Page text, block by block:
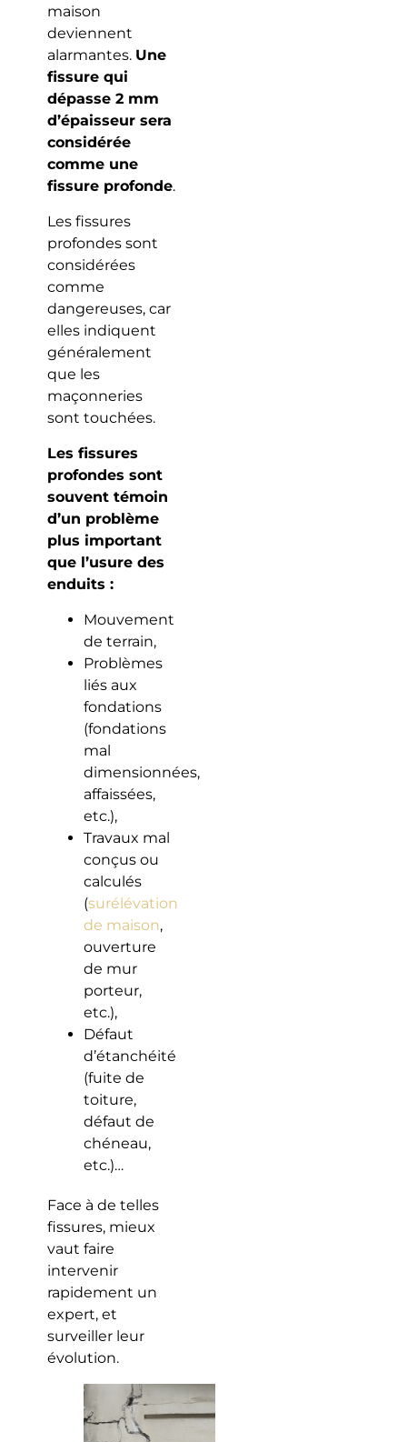
maison
deviennent
alarmantes. Une
fissure qui
dépasse 2 mm
d’épaisseur sera
considérée
comme une
fissure profonde.
Les fissures
profondes sont
considérées
comme
dangereuses, car
elles indiquent
généralement
que les
maçonneries
sont touchées.
Les fissures
profondes sont
souvent témoin
d’un problème
plus important
que l’usure des
enduits :
Mouvement
de terrain,
Problèmes
liés aux
fondations
(fondations
mal
dimensionnées,
affaissées,
etc.),
Travaux mal
conçus ou
calculés
(surélévation
de maison,
ouverture
de mur
porteur,
etc.),
Défaut
d’étanchéité
(fuite de
toiture,
défaut de
chéneau,
etc.)…
Face à de telles
fissures, mieux
vaut faire
intervenir
rapidement un
expert, et
surveiller leur
évolution.